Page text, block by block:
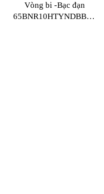
Vòng bi -Bạc đạn
65BNR10HTYNDBBLP4